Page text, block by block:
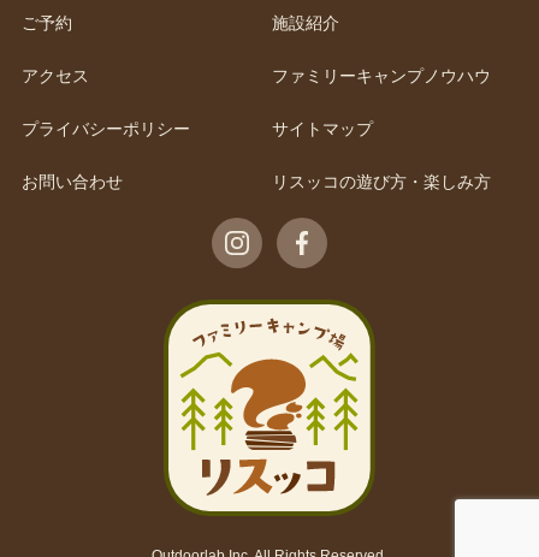
ご予約 施設紹介
アクセス ファミリーキャンプノウハウ
プライバシーポリシー サイトマップ
お問い合わせ リスッコの遊び方・楽しみ方